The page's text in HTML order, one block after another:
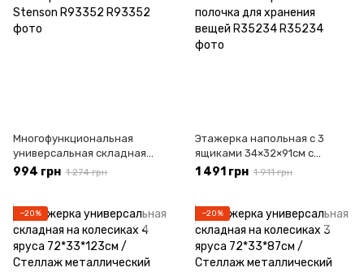
Многофункциональная
универсальная складная
этажерка на колесиках
994 грн 1 274 грн
Этажерка напольная с 3
ящиками 34×32×91см с
тканевыми корзинами +
1 491 грн 1 911 грн
−20% −20%